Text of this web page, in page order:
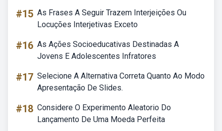
#15 As Frases A Seguir Trazem Interjeições Ou
Locuções Interjetivas Exceto
#16 As Ações Socioeducativas Destinadas A
Jovens E Adolescentes Infratores
#17 Selecione A Alternativa Correta Quanto Ao Modo
Apresentação De Slides.
#18 Considere O Experimento Aleatorio Do
Lançamento De Uma Moeda Perfeita